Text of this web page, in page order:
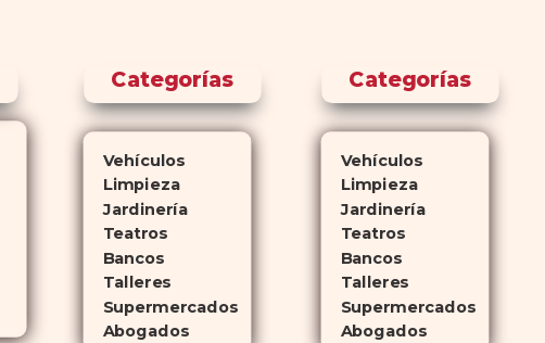
Categorías
Vehículos
Limpieza
Jardinería
Teatros
Bancos
Talleres
Supermercados
Abogados
Categorías
Vehículos
Limpieza
Jardinería
Teatros
Bancos
Talleres
Supermercados
Abogados